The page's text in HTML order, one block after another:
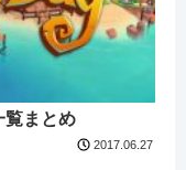
まとめ
2017.06.27